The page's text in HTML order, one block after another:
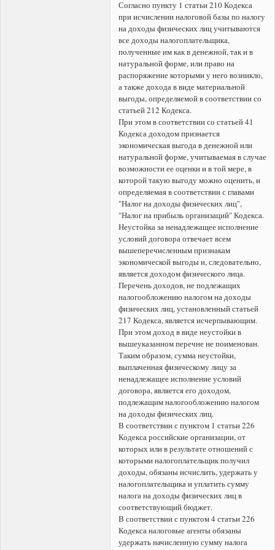
Согласно пункту 1 статьи 210 Кодекса
при исчислении налоговой базы по налогу
на доходы физических лиц учитываются
все доходы налогоплательщика,
полученные им как в денежной, так и в
натуральной форме, или право на
распоряжение которыми у него возникло,
а также дохода в виде материальной
выгоды, определяемой в соответствии со
статьей 212 Кодекса.
При этом в соответствии со статьей 41
Кодекса доходом признается
экономическая выгода в денежной или
натуральной форме, учитываемая в случае
возможности ее оценки и в той мере, в
которой такую выгоду можно оценить, и
определяемая в соответствии с главами
"Налог на доходы физических лиц",
"Налог на прибыль организаций" Кодекса.
Неустойка за ненадлежащее исполнение
условий договора отвечает всем
вышеперечисленным признакам
экономической выгоды и, следовательно,
является доходом физического лица.
Перечень доходов, не подлежащих
налогообложению налогом на доходы
физических лиц, установленный статьей
217 Кодекса, является исчерпывающим.
При этом доход в виде неустойки в
вышеуказанном перечне не поименован.
Таким образом, сумма неустойки,
выплаченная физическому лицу за
ненадлежащее исполнение условий
договора, является его доходом,
подлежащим налогообложению налогом
на доходы физических лиц.
В соответствии с пунктом 1 статьи 226
Кодекса российские организации, от
которых или в результате отношений с
которыми налогоплательщик получил
доходы, обязаны исчислить, удержать у
налогоплательщика и уплатить сумму
налога на доходы физических лиц в
соответствующий бюджет.
В соответствии с пунктом 4 статьи 226
Кодекса налоговые агенты обязаны
удержать начисленную сумму налога